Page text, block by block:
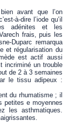
avant que l’on
à-dire l’iode qu’il
adénites et les
frais, puis les
Duparc remarqua
et régularisation du
est actif aussi
incriminé un trouble
de 2 à 3 semaines
le tissu adipeux :
du rhumatisme ; il
petites e moyennes
les asthmatiques.